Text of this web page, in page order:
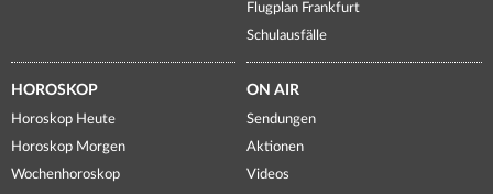
Flugplan Frankfurt
Schulausfälle
HOROSKOP
Horoskop Heute
Horoskop Morgen
Wochenhoroskop
ON AIR
Sendungen
Aktionen
Videos